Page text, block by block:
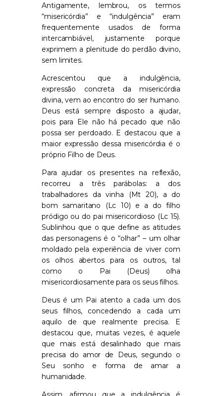
Antigamente, lembrou, os termos
“misericórdia” e “indulgência” eram
frequentemente usados de forma
intercambiável, justamente porque
exprimem a plenitude do perdão divino,
sem limites.
Acrescentou que a indulgência,
expressão concreta da misericórdia
divina, vem ao encontro do ser humano.
Deus está sempre disposto a ajudar,
pois para Ele não há pecado que não
possa ser perdoado. E destacou que a
maior expressão dessa misericórdia é o
próprio Filho de Deus.
Para ajudar os presentes na reflexão,
recorreu a três parábolas: a dos
trabalhadores da vinha (Mt 20), a do
bom samaritano (Lc 10) e a do filho
pródigo ou do pai misericordioso (Lc 15).
Sublinhou que o que define as atitudes
das personagens é o “olhar” – um olhar
moldado pela experiência de viver com
os olhos abertos para os outros, tal
como o Pai (Deus) olha
misericordiosamente para os seus filhos.
Deus é um Pai atento a cada um dos
seus filhos, concedendo a cada um
aquilo de que realmente precisa. E
destacou que, muitas vezes, é aquele
que mais está desalinhado que mais
precisa do amor de Deus, segundo o
Seu sonho e forma de amar a
humanidade.